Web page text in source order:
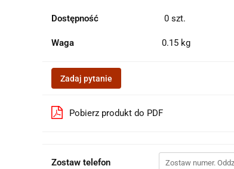
Dostępność 0 szt.
Waga 0.15 kg
Zadaj pytanie
Pobierz produkt do PDF
Zostaw telefon